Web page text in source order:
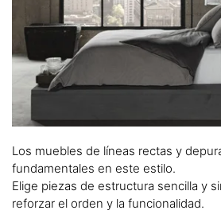
Los muebles de líneas rectas y
fundamentales en este estilo.
Elige piezas de estructura sencilla y
reforzar el orden y la funcionalidad.